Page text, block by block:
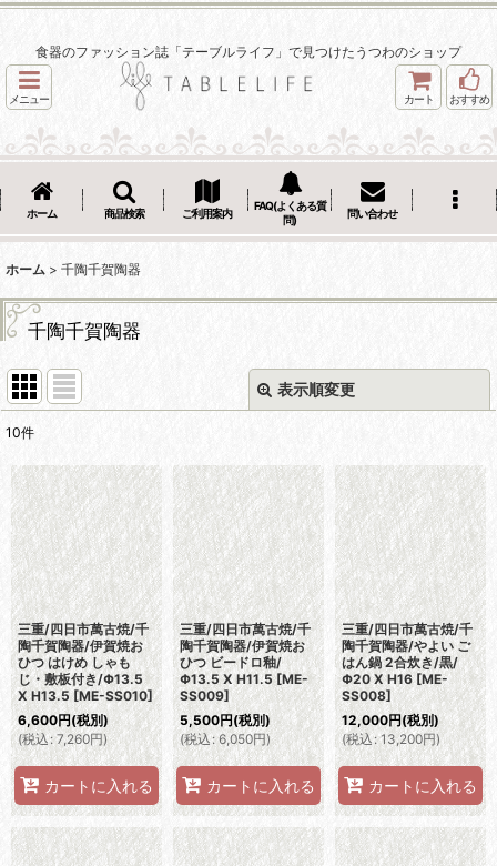
食器のファッション誌「テーブルライフ」で見つけたうつわのショップ
メニュー カート おすすめ
ホーム 商品検索 ご利用案内
FAQ(よくある質
問)
問い合わせ
ホーム > 千陶千賀陶器
千陶千賀陶器
表示順変更
並び順 :
絞り込む
10件
三重/四日市萬古焼/千
陶千賀陶器/伊賀焼お
ひつ はけめ しゃも
じ・敷板付き/Φ13.5
X H13.5 [ME-SS010]
6,600円(税別)
(税込: 7,260円)
カートに入れる
三重/四日市萬古焼/千
陶千賀陶器/伊賀焼お
ひつ ビードロ釉/
Φ13.5 X H11.5 [ME-
SS009]
5,500円(税別)
(税込: 6,050円)
カートに入れる
三重/四日市萬古焼/千
陶千賀陶器/やよい ご
はん鍋 2合炊き/黒/
Φ20 X H16 [ME-
SS008]
12,000円(税別)
(税込: 13,200円)
カートに入れる